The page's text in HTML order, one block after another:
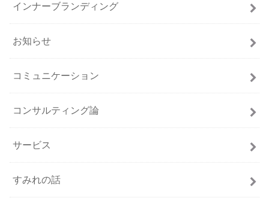
インナーブランディング
お知らせ
コミュニケーション
コンサルティング論
サービス
すみれの話